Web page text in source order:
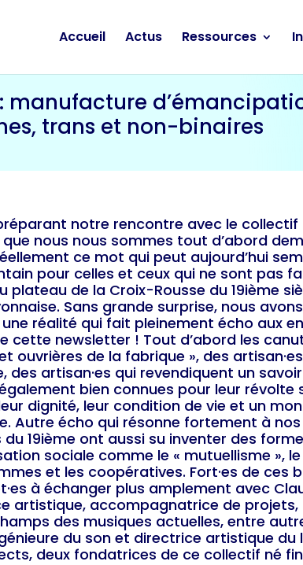
Accueil Actus Ressources
: manufacture
trans et non-binaires
notre rencontre avec le collectif
que nous nous sommes tout d’abord
ce mot qui peut aujourd’hui
pour celles et ceux qui ne sont pas
plateau de la Croix-Rousse du 19ième
Sans grande surprise, nous
réalité qui fait pleinement écho aux
cette newsletter ! Tout d’abord les
ouvrières de la fabrique », des
des artisan·es qui revendiquent un
bien connues pour leur révolte
dignité, leur condition de vie et un
Autre écho qui résonne fortement à nos
du 19ième ont aussi su inventer des
sociale comme le « mutuellisme »,
et les coopératives. Fort·es de ces
à échanger plus amplement avec
artistique, accompagnatrice de
des musiques actuelles, entre
du son et directrice artistique du
deux fondatrices de ce collectif né fin